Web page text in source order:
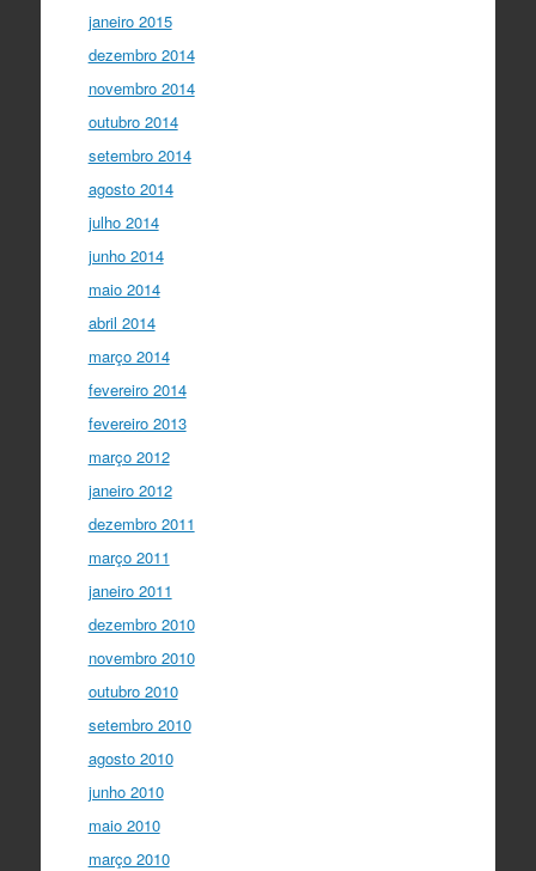
janeiro 2015
dezembro 2014
novembro 2014
outubro 2014
setembro 2014
agosto 2014
julho 2014
junho 2014
maio 2014
abril 2014
março 2014
fevereiro 2014
fevereiro 2013
março 2012
janeiro 2012
dezembro 2011
março 2011
janeiro 2011
dezembro 2010
novembro 2010
outubro 2010
setembro 2010
agosto 2010
junho 2010
maio 2010
março 2010